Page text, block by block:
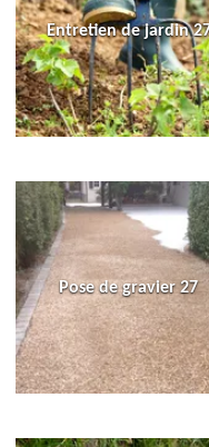
Entretien de jardin
Pose de gravier 27